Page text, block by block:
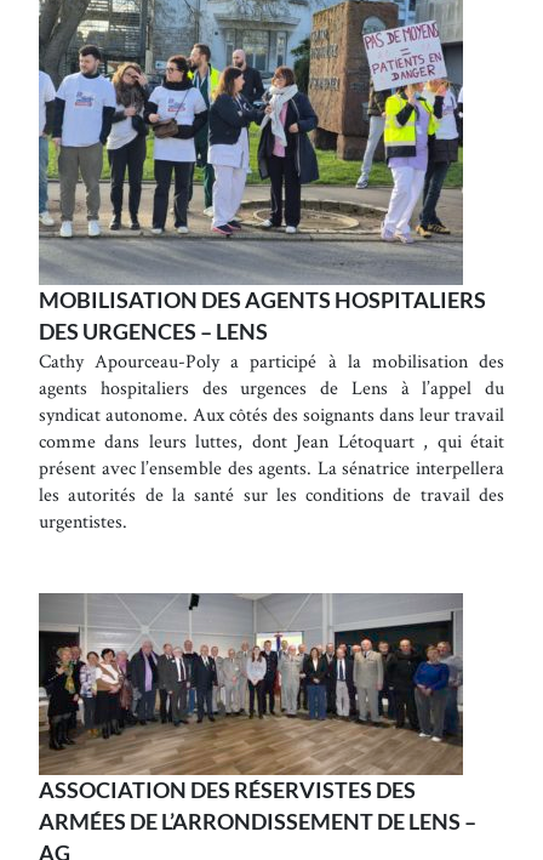
MOBILISATION DES AGENTS HOSPITALIERS
DES URGENCES – LENS
Cathy Apourceau-Poly a participé à la mobilisation des
agents hospitaliers des urgences de Lens à l’appel du
syndicat autonome. Aux côtés des soignants dans leur travail
comme dans leurs luttes, dont Jean Létoquart , qui était
présent avec l’ensemble des agents. La sénatrice interpellera
les autorités de la santé sur les conditions de travail des
urgentistes.
ASSOCIATION DES RÉSERVISTES DES
ARMÉES DE L’ARRONDISSEMENT DE LENS –
AG